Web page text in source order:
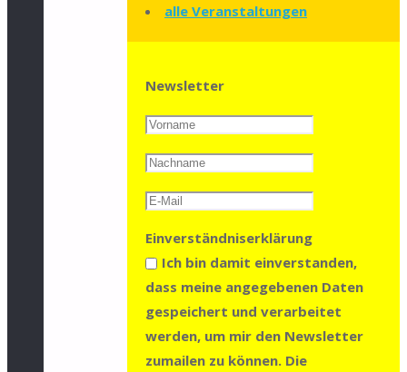
alle Veranstaltungen
Newsletter
Einverständniserklärung
Ich bin damit einverstanden,
dass meine angegebenen Daten
gespeichert und verarbeitet
werden, um mir den Newsletter
zumailen zu können. Die